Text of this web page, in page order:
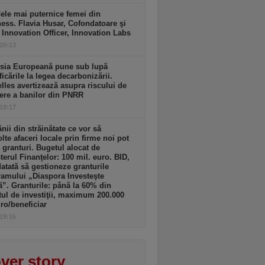
mai puternice femei din
Flavia Husar, Cofondatoare şi
Innovation Officer, Innovation Labs
Europeană pune sub lupă
la legea decarbonizării.
avertizează asupra riscului de
a banilor din PNRR
din străinătate ce vor să
afaceri locale prin firme noi pot
Bugetul alocat de
Finanţelor: 100 mil. euro. BID,
să gestioneze granturile
„Diaspora Investeşte
Granturile: până la 60% din
de investiţii, maximum 200.000
beneficiar
story